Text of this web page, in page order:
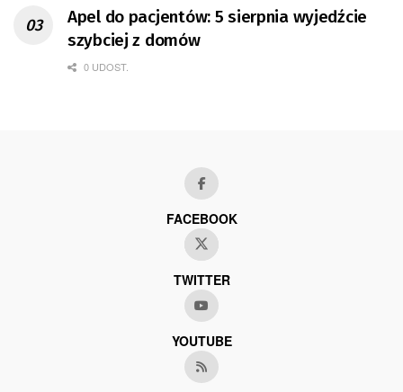
Apel do pacjentów: 5 sierpnia wyjedźcie
szybciej z domów
0 UDOST.
FACEBOOK
TWITTER
YOUTUBE